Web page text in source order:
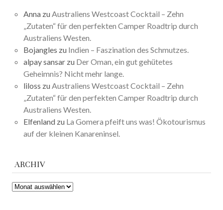
Anna zuAustraliens Westcoast Cocktail – Zehn
„Zutaten“ für den perfekten Camper Roadtrip durch
Australiens Westen.
Bojangles zu Indien – Faszination des Schmutzes.
alpay sansar zu Der Oman, ein gut gehütetes
Geheimnis? Nicht mehr lange.
liloss zuAustraliens Westcoast Cocktail – Zehn
„Zutaten“ für den perfekten Camper Roadtrip durch
Australiens Westen.
Elfenland zu La Gomera pfeift uns was! Ökotourismus
auf der kleinen Kanareninsel.
ARCHIV
ARCHIV